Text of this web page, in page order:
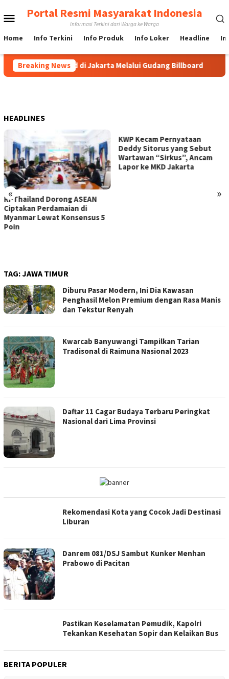
ke
Menu
Mobile
Portal Resmi Masyarakat Indonesia
Informasi Terkini dari Warga ke Warga
Home Info Terkini Info Produk Info Loker Headline
Breaking News
Pasang Billboard di Jakarta Melalui Gudang Billboard
HEADLINES
« »
Thailand Dorong ASEAN
Perdamaian di
Lewat Konsensus 5
KWP Kecam Pernyataan
Deddy Sitorus yang Sebut
Wartawan “Sirkus”, Ancam
Lapor ke MKD Jakarta
TAG:JAWA TIMUR
Diburu Pasar Modern, Ini Dia Kawasan
Penghasil Melon Premium dengan Rasa Manis
dan Tekstur Renyah
Kwarcab Banyuwangi Tampilkan Tarian
Tradisonal di Raimuna Nasional 2023
Daftar 11 Cagar Budaya Terbaru Peringkat
Nasional dari Lima Provinsi
Rekomendasi Kota yang Cocok Jadi Destinasi
Liburan
Danrem 081/DSJ Sambut Kunker Menhan
Prabowo di Pacitan
Pastikan Keselamatan Pemudik, Kapolri
Tekankan Kesehatan Sopir dan Kelaikan Bus
BERITA POPULER